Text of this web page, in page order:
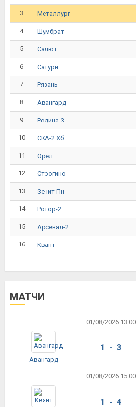
3 Металлург
4 Шумбрат
5 Салют
6 Сатурн
7 Рязань
8 Авангард
9 Родина-3
10 СКА-2 Хб
11 Орёл
12 Строгино
13 Зенит Пн
14 Ротор-2
15 Арсенал-2
16 Квант
МАТЧИ
01/08/2026 13:00
Авангард
1 - 3
01/08/2026 15:00
1 - 4